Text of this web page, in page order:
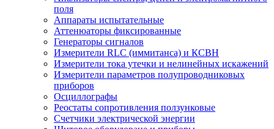
поля
Аппараты испытательные
Аттенюаторы фиксированные
Генераторы сигналов
Измерители RLC (иммитанса) и КСВН
Измерители тока утечки и нелинейных искажений
Измерители параметров полупроводниковых
приборов
Осциллографы
Реостаты сопротивления ползунковые
Счетчики электрической энергии